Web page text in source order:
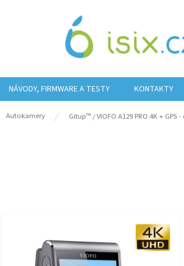
NÁVODY, FIRMWARE A TESTY KONTAKTY
Autokamery Gitup™ / VIOFO A129 PRO 4K +